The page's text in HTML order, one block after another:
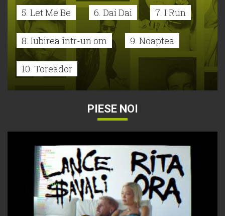
5. Let Me Be 6. Dai Dai 7. I Run
8. Iubirea într-un om 9. Noaptea
10. Toreador
PIESE NOI